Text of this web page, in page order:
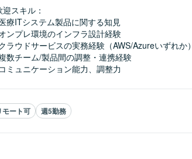
スキル：
療ITシステム製品に関する知見
ンプレ環境のインフラ設計経験
ラウドサービスの実務経験（AWS/Azureいずれか）
数チーム/製品間の調整・連携経験
ミュニケーション能力、調整力
モート可 週5勤務